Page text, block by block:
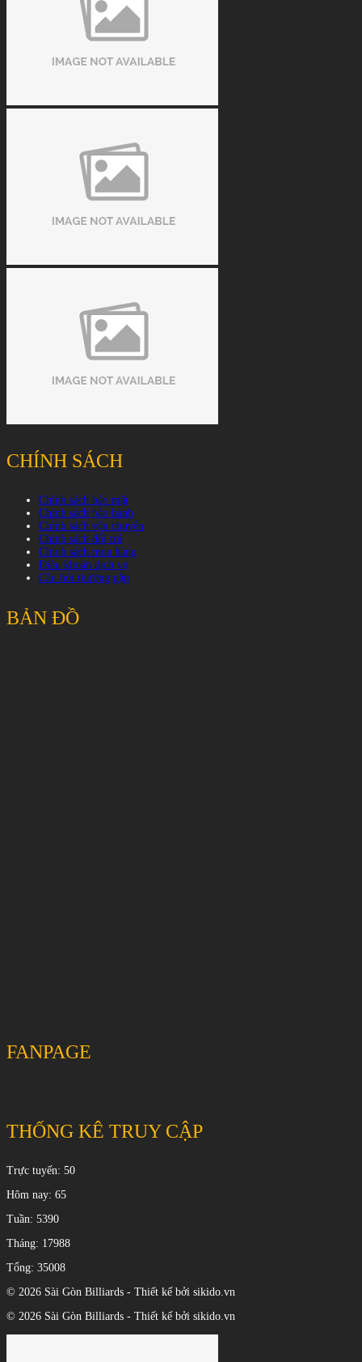
CHÍNH SÁCH
Chính sách bảo mật
Chính sách bảo hành
Chính sách vận chuyển
Chính sách đổi trả
Chính sách mua hàng
Điều khoản dịch vụ
Câu hỏi thường gặp
BẢN ĐỒ
FANPAGE
THỐNG KÊ TRUY CẬP
Trực tuyến: 50
Hôm nay: 65
Tuần: 5390
Tháng: 17988
Tổng: 35008
© 2026 Sài Gòn Billiards - Thiết kế bởi sikido.vn
© 2026 Sài Gòn Billiards - Thiết kế bởi sikido.vn